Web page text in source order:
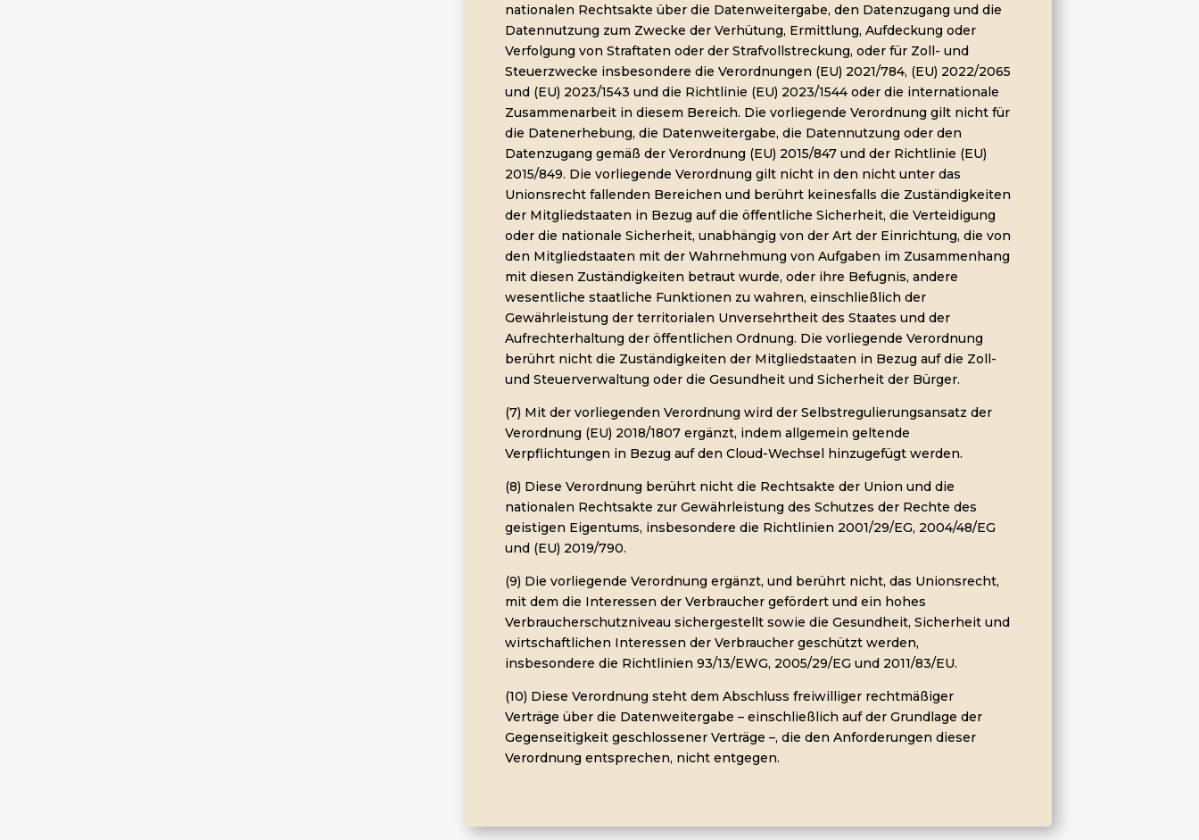
nationalen Rechtsakte über die Datenweitergabe, den Datenzugang und die
Datennutzung zum Zwecke der Verhütung, Ermittlung, Aufdeckung oder
Verfolgung von Straftaten oder der Strafvollstreckung, oder für Zoll- und
Steuerzwecke insbesondere die Verordnungen (EU) 2021/784, (EU) 2022/2065
und (EU) 2023/1543 und die Richtlinie (EU) 2023/1544 oder die internationale
Zusammenarbeit in diesem Bereich. Die vorliegende Verordnung gilt nicht für
die Datenerhebung, die Datenweitergabe, die Datennutzung oder den
Datenzugang gemäß der Verordnung (EU) 2015/847 und der Richtlinie (EU)
2015/849. Die vorliegende Verordnung gilt nicht in den nicht unter das
Unionsrecht fallenden Bereichen und berührt keinesfalls die Zuständigkeiten
der Mitgliedstaaten in Bezug auf die öffentliche Sicherheit, die Verteidigung
oder die nationale Sicherheit, unabhängig von der Art der Einrichtung, die von
den Mitgliedstaaten mit der Wahrnehmung von Aufgaben im Zusammenhang
mit diesen Zuständigkeiten betraut wurde, oder ihre Befugnis, andere
wesentliche staatliche Funktionen zu wahren, einschließlich der
Gewährleistung der territorialen Unversehrtheit des Staates und der
Aufrechterhaltung der öffentlichen Ordnung. Die vorliegende Verordnung
berührt nicht die Zuständigkeiten der Mitgliedstaaten in Bezug auf die Zoll-
und Steuerverwaltung oder die Gesundheit und Sicherheit der Bürger.
(7) Mit der vorliegenden Verordnung wird der Selbstregulierungsansatz der
Verordnung (EU) 2018/1807 ergänzt, indem allgemein geltende
Verpflichtungen in Bezug auf den Cloud-Wechsel hinzugefügt werden.
(8) Diese Verordnung berührt nicht die Rechtsakte der Union und die
nationalen Rechtsakte zur Gewährleistung des Schutzes der Rechte des
geistigen Eigentums, insbesondere die Richtlinien 2001/29/EG, 2004/48/EG
und (EU) 2019/790.
(9) Die vorliegende Verordnung ergänzt, und berührt nicht, das Unionsrecht,
mit dem die Interessen der Verbraucher gefördert und ein hohes
Verbraucherschutzniveau sichergestellt sowie die Gesundheit, Sicherheit und
wirtschaftlichen Interessen der Verbraucher geschützt werden,
insbesondere die Richtlinien 93/13/EWG, 2005/29/EG und 2011/83/EU.
(10) Diese Verordnung steht dem Abschluss freiwilliger rechtmäßiger
Verträge über die Datenweitergabe – einschließlich auf der Grundlage der
Gegenseitigkeit geschlossener Verträge –, die den Anforderungen dieser
Verordnung entsprechen, nicht entgegen.